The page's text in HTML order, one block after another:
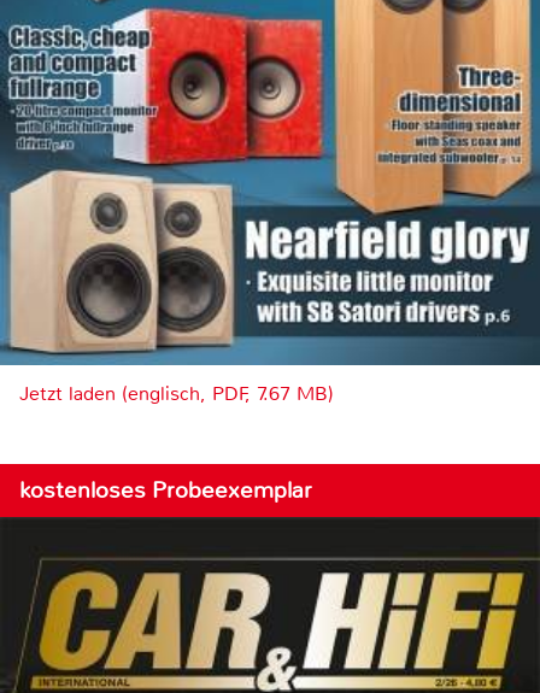
Jetzt laden (englisch, PDF, 7.67 MB)
kostenloses Probeexemplar